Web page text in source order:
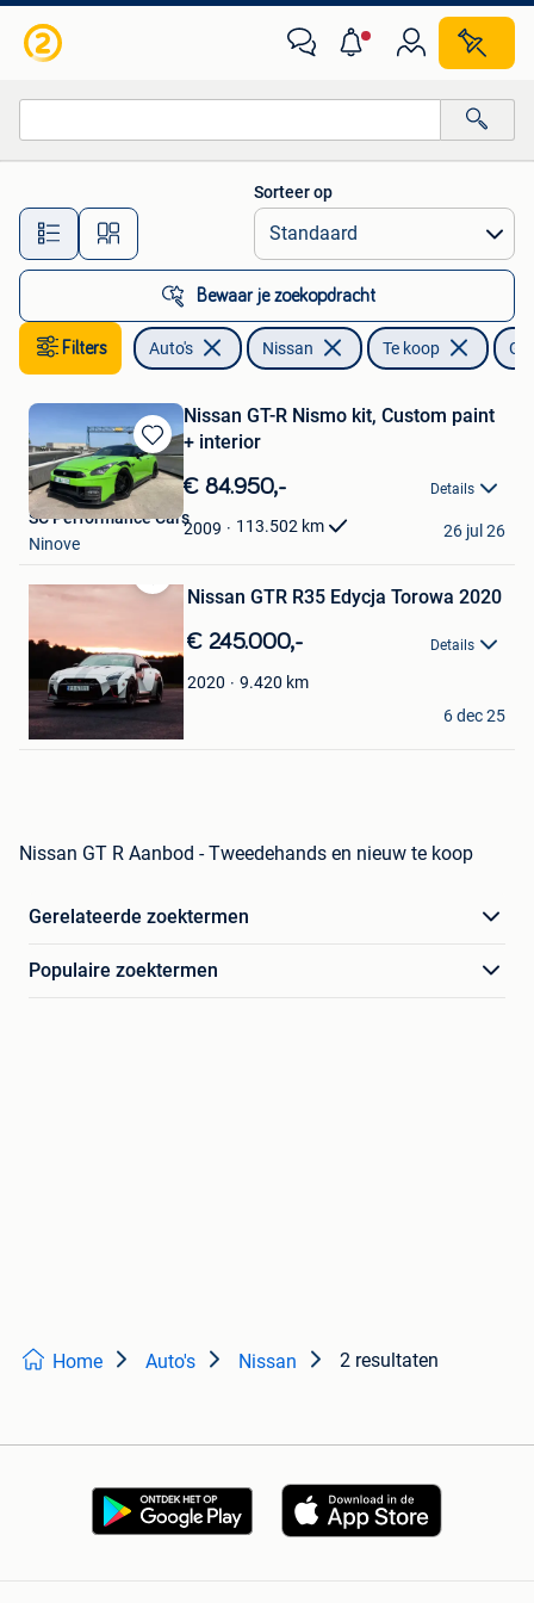
Alle afstanden…
Sorteer op
Bewaar je zoekopdracht
Filters Auto's Nissan Te koop
Bewaren
in
Mijn
Favorieten
Nissan GT-R Nismo kit, Custom paint
+ interior
€ 84.950,- Details
2009 113.502 km
SC Performance Cars
Ninove
26 jul 26
Bewaren
Favorieten
Nissan GTR R35 Edycja Torowa 2020
€ 245.000,- Details
2020 9.420 km
Julia
Zywiec
6 dec 25
Nissan GT R Aanbod - Tweedehands en nieuw te koop
Gerelateerde zoektermen
Populaire zoektermen
Home Auto's Nissan 2 resultaten